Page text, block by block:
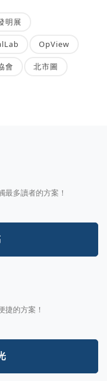
明展
OpView
會 北市圖
多讀者的方案！
的方案！